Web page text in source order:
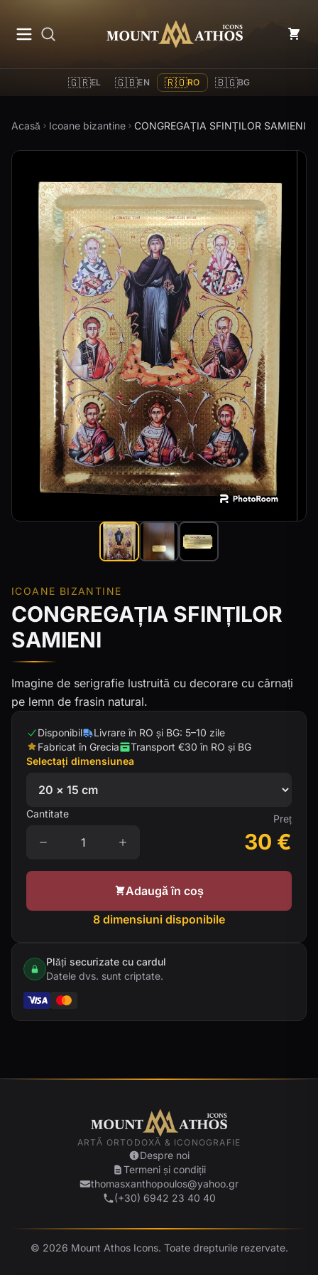
Mount Athos Icons
🇬🇷EL 🇬🇧EN 🇷🇴RO 🇧🇬BG
Acasă Icoane bizantine CONGREGAȚIA SFINȚILOR SAMIENI
ICOANE BIZANTINE
CONGREGAȚIA SFINȚILOR
SAMIENI
Imagine de serigrafie lustruită cu decorare cu cârnați
pe lemn de frasin natural.
Disponibil
Livrare în RO și BG: 5–10 zile
Fabricat în Grecia
Transport €30 în RO și BG
Selectați dimensiunea
Cantitate Preț
30 €
Adaugă în coș
8 dimensiuni disponibile
Plăți securizate cu cardul
Datele dvs. sunt criptate.
ARTĂ ORTODOXĂ & ICONOGRAFIE
Despre noi
Termeni și condiții
thomasxanthopoulos@yahoo.gr
(+30) 6942 23 40 40
© 2026 Mount Athos Icons. Toate drepturile rezervate.